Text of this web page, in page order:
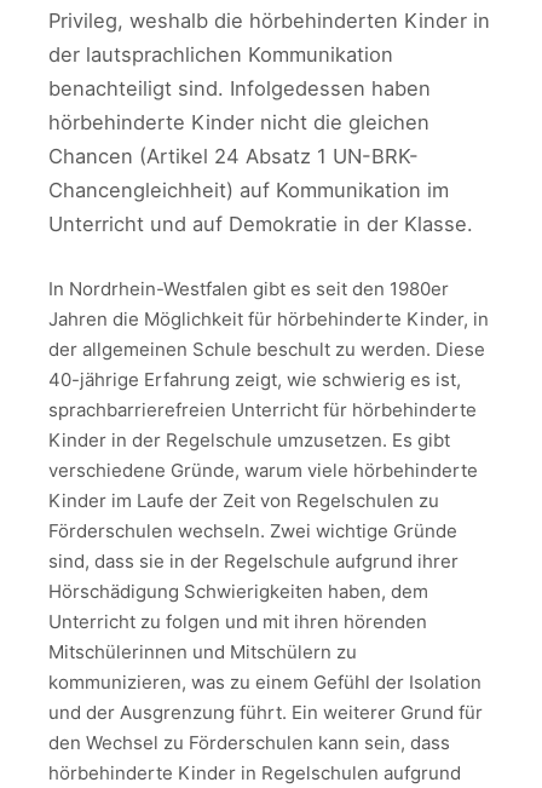
Privileg, weshalb die hörbehinderten Kinder in
der lautsprachlichen Kommunikation
benachteiligt sind. Infolgedessen haben
hörbehinderte Kinder nicht die gleichen
Chancen (Artikel 24 Absatz 1 UN-BRK-
Chancengleichheit) auf Kommunikation im
Unterricht und auf Demokratie in der Klasse.
In Nordrhein-Westfalen gibt es seit den 1980er
Jahren die Möglichkeit für hörbehinderte Kinder, in
der allgemeinen Schule beschult zu werden. Diese
40-jährige Erfahrung zeigt, wie schwierig es ist,
sprachbarrierefreien Unterricht für hörbehinderte
Kinder in der Regelschule umzusetzen. Es gibt
verschiedene Gründe, warum viele hörbehinderte
Kinder im Laufe der Zeit von Regelschulen zu
Förderschulen wechseln. Zwei wichtige Gründe
sind, dass sie in der Regelschule aufgrund ihrer
Hörschädigung Schwierigkeiten haben, dem
Unterricht zu folgen und mit ihren hörenden
Mitschülerinnen und Mitschülern zu
kommunizieren, was zu einem Gefühl der Isolation
und der Ausgrenzung führt. Ein weiterer Grund für
den Wechsel zu Förderschulen kann sein, dass
hörbehinderte Kinder in Regelschulen aufgrund